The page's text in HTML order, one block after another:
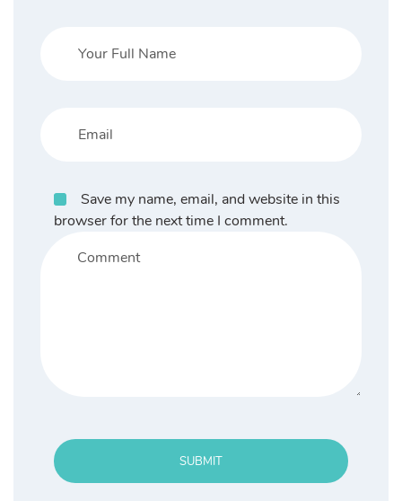
Save my name, email, and website in this
browser for the next time I comment.
SUBMIT